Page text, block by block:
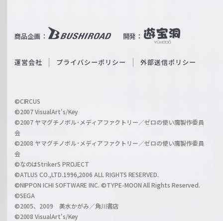
ß
c
a
r
z
商品企画： 開発：
b
O
i
l
h
a
n
運営会社 プライバシーポリシー 外部送信ポリシー
©CIRCUS
©2007 VisualArt's/Key
©2007 ヤマグチノボル･メディアファクトリー／ゼロの使い魔製作委員
会
©2008 ヤマグチノボル･メディアファクトリー／ゼロの使い魔製作委員
会
©なのはStrikerS PROJECT
©ATLUS CO.,LTD.1996,2006 ALL RIGHTS RESERVED.
©NIPPON ICHI SOFTWARE INC. ©TYPE-MOON All Rights Reserved.
©SEGA
©2005、2009 美水かがみ／角川書店
©2008 VisualArt's/Key